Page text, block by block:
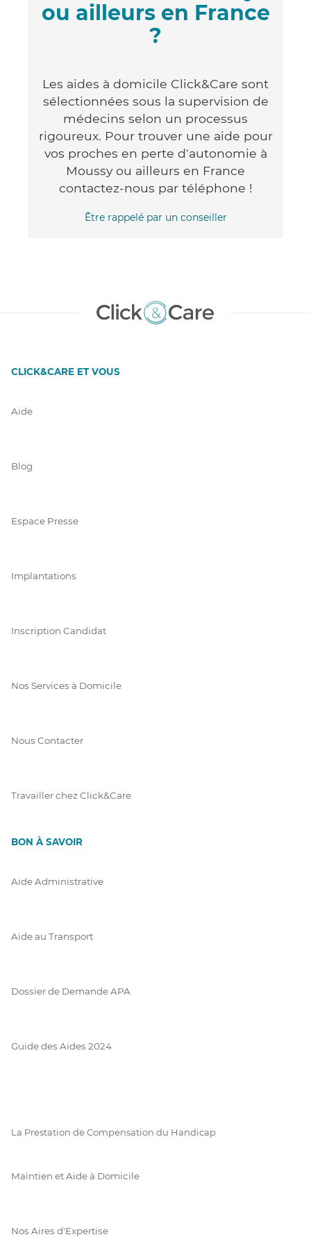
ou ailleurs en France
?
Les aides à domicile Click&Care sont
sélectionnées sous la supervision de
médecins selon un processus
rigoureux. Pour trouver une aide pour
vos proches en perte d'autonomie à
Moussy ou ailleurs en France
contactez-nous par téléphone !
Être rappelé par un conseiller
CLICK&CARE ET VOUS
Aide
Blog
Espace Presse
Implantations
Inscription Candidat
Nos Services à Domicile
Nous Contacter
Travailler chez Click&Care
BON À SAVOIR
Aide Administrative
Aide au Transport
Dossier de Demande APA
Guide des Aides 2024
La Prestation de Compensation du Handicap
Maintien et Aide à Domicile
Nos Aires d'Expertise